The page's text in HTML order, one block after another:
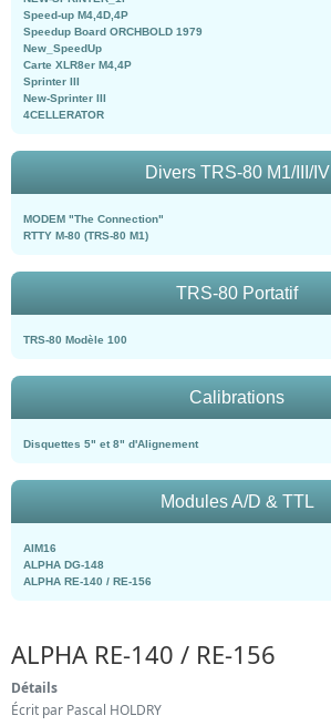
Speed-up M4,4D,4P
Speedup Board ORCHBOLD 1979
New_SpeedUp
Carte XLR8er M4,4P
Sprinter III
New-Sprinter III
4CELLERATOR
Divers TRS-80 M1/III/IV
MODEM "The Connection"
RTTY M-80 (TRS-80 M1)
TRS-80 Portatif
TRS-80 Modèle 100
Calibrations
Disquettes 5" et 8" d'Alignement
Modules A/D & TTL
AIM16
ALPHA DG-148
ALPHA RE-140 / RE-156
ALPHA RE-140 / RE-156
Détails
Écrit par Pascal HOLDRY